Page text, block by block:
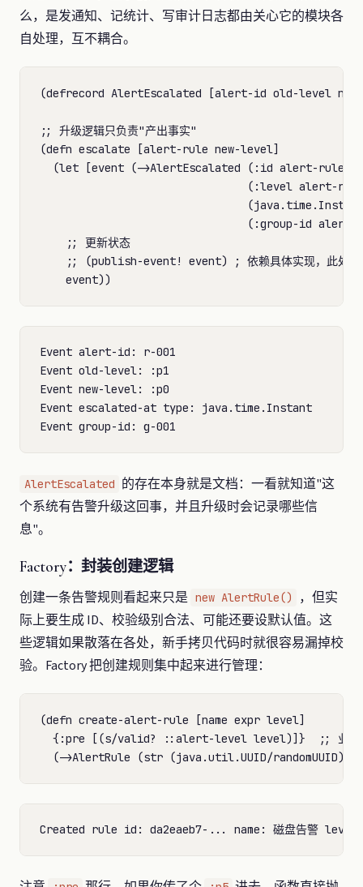
么，是发通知、记统计、写审计日志都由关心它的模块各
自处理，互不耦合。
(defrecord AlertEscalated [alert-id old-level
;; 升级逻辑只负责"产出事实"
(defn escalate [alert-rule new-level]
  (let [event (->AlertEscalated (:id alert-rule)
(:level alert-
(:group-id alert-
    ;; 更新状态
;; (publish-event! event) ; 依赖具体实现，此处仅
Event alert-id: r-001
Event old-level: :p1
Event new-level: :p0
Event escalated-at type: java.time.Instant
AlertEscalated 的存在本身就是文档：一看就知道"这
个系统有告警升级这回事，并且升级时会记录哪些信
息"。
Factory：封装创建逻辑
创建一条告警规则看起来只是 new AlertRule()
，但实
际上要生成 ID、校验级别合法、可能还要设默认值。这
些逻辑如果散落在各处，新手拷贝代码时就很容易漏掉校
验。Factory 把创建规则集中起来进行管理：
(defn create-alert-rule [name expr level]
{:pre [(s/valid? ::alert-level level)]}  ;; 业务